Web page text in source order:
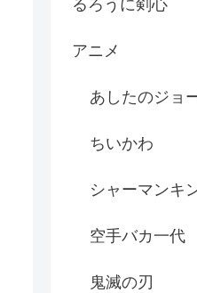
るろうに剣心
アニメ
あしたのジョ
ちいかわ
シャーマンキ
空手バカ一代
鬼滅の刃